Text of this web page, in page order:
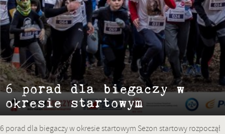
6 porad dla biegaczy w
okresie startowym
6 porad dla biegaczy w okresie startowym Sezon startowy rozpoczął